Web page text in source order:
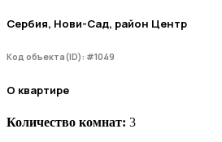
Сербия, Нови-Сад, район Центр
Код объекта(ID): #1049
О квартире
Количество комнат: 3